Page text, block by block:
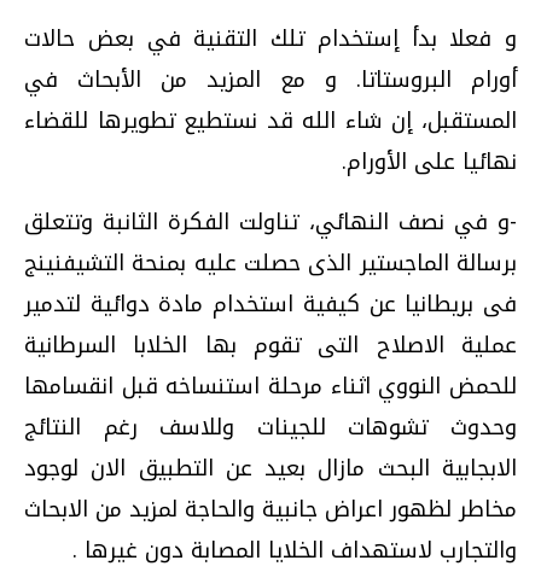
و فعلا بدأ إستخدام تلك التقنية في بعض حالات
أورام البروستاتا. و مع المزيد من الأبحاث في
المستقبل، إن شاء الله قد نستطيع تطويرها للقضاء
نهائيا على الأورام.
-و في نصف النهائي، تناولت الفكرة الثانبة وتتعلق
برسالة الماجستير الذى حصلت عليه بمنحة التشيفنينج
فى بريطانيا عن كيفية استخدام مادة دوائية لتدمير
عملية الاصلاح التى تقوم بها الخلابا السرطانية
للحمض النووي اثناء مرحلة استنساخه قبل انقسامها
وحدوث تشوهات للجينات وللاسف رغم النتائج
الابجابية البحث مازال بعيد عن التطبيق الان لوجود
مخاطر لظهور اعراض جانبية والحاجة لمزيد من الابحاث
والتجارب لاستهداف الخلايا المصابة دون غيرها .